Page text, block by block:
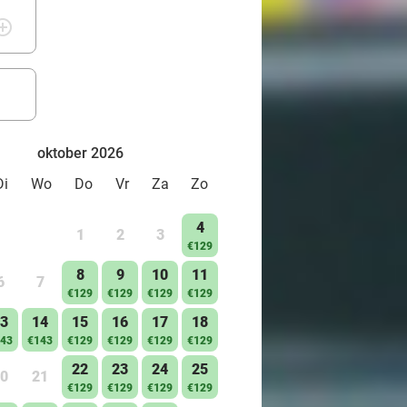
oktober 2026
Wo Do Vr Za Zo
1 2 3 4
€129
7 8
€129
9
€129
10
€129
11
€129
14
€143
15
€129
16
€129
17
€129
18
€129
21 22
€129
23
€129
24
€129
25
€129